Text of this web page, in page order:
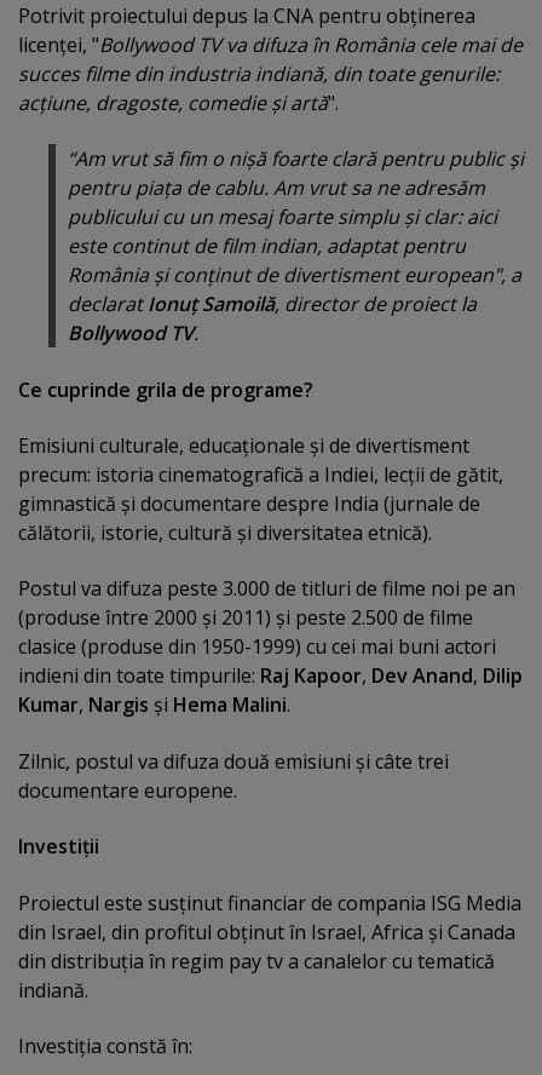
Potrivit proiectului depus la CNA pentru obţinerea
licenţei, "Bollywood TV va difuza în România cele mai de
succes filme din industria indiană, din toate genurile:
acţiune, dragoste, comedie şi artă".
“Am vrut să fim o nişă foarte clară pentru public şi
pentru piaţa de cablu. Am vrut sa ne adresăm
publicului cu un mesaj foarte simplu şi clar: aici
este continut de film indian, adaptat pentru
România şi conţinut de divertisment european", a
declaratIonuţ Samoilă, director de proiect la
Bollywood TV.
Ce cuprinde grila de programe?
Emisiuni culturale, educaţionale şi de divertisment
precum: istoria cinematografică a Indiei, lecţii de gătit,
gimnastică şi documentare despre India (jurnale de
călătorii, istorie, cultură şi diversitatea etnică).
Postul va difuza peste 3.000 de titluri de filme noi pe an
(produse între 2000 şi 2011) şi peste 2.500 de filme
clasice (produse din 1950-1999) cu cei mai buni actori
indieni din toate timpurile: Raj Kapoor, Dev Anand, Dilip
Kumar, Nargis şi Hema Malini.
Zilnic, postul va difuza două emisiuni şi câte trei
documentare europene.
Investiţii
Proiectul este susţinut financiar de compania ISG Media
din Israel, din profitul obţinut în Israel, Africa şi Canada
din distribuţia în regim pay tv a canalelor cu tematică
indiană.
Investiţia constă în: